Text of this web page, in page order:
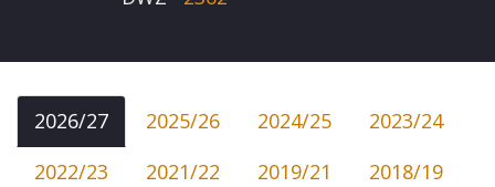
2026/27 2025/26 2024/25
2023/24
2022/23
2021/22 2019/21
2018/19